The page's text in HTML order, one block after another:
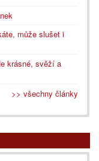
může slušet i
krásné, svěží a
>> všechny články